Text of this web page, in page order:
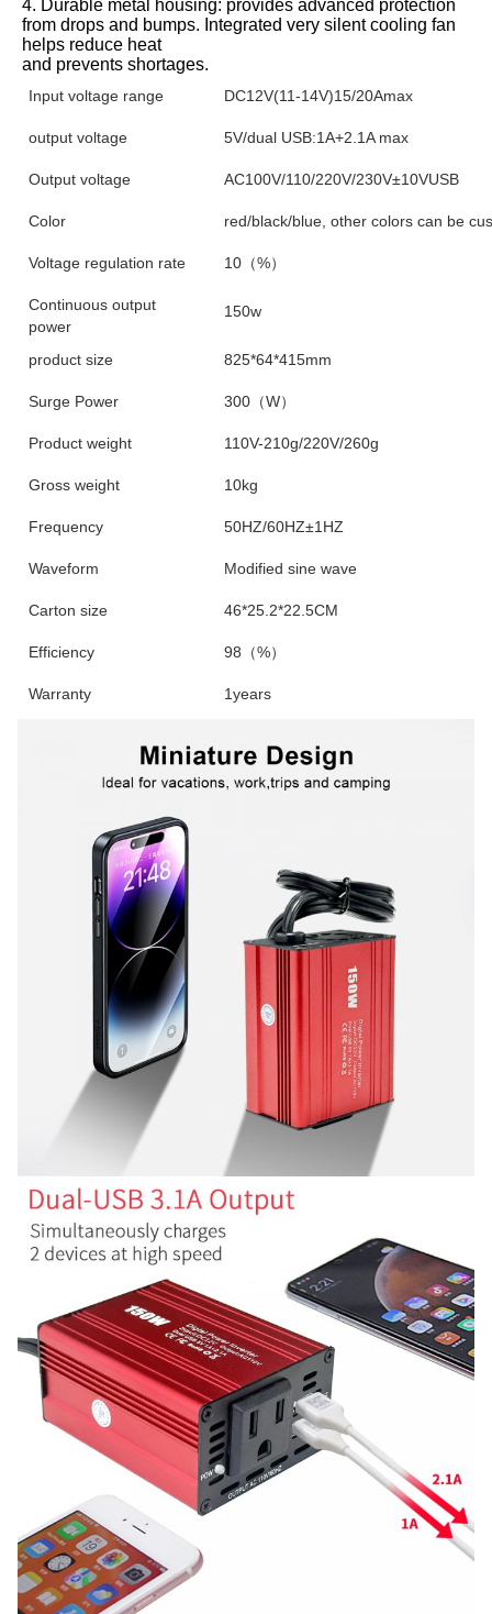
4. Durable metal housing: provides advanced protection
from drops and bumps. Integrated very silent cooling fan
helps reduce heat
and prevents shortages.
Input voltage range DC12V(11-14V)15/20Amax
output voltage 5V/dual USB:1A+2.1A max
Output voltage AC100V/110/220V/230V±10VUSB
Color red/black/blue, other colors can be
Voltage regulation rate 10（%）
Continuous output
power
150w
product size 825*64*415mm
Surge Power 300（W）
Product weight 110V-210g/220V/260g
Gross weight 10kg
Frequency 50HZ/60HZ±1HZ
Waveform Modified sine wave
Carton size 46*25.2*22.5CM
Efficiency 98（%）
Warranty 1years